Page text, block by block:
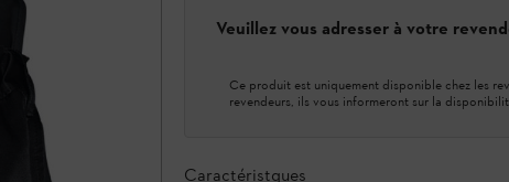
Veuillez vous adresser à votre
Ce produit est uniquement disponible chez les
revendeurs, ils vous informeront sur la
Caractéristques